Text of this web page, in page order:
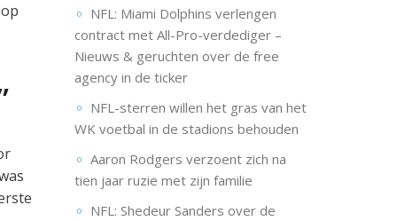
NFL: Miami Dolphins verlengen
contract met All-Pro-verdediger –
Nieuws & geruchten over de free
agency in de ticker
NFL-sterren willen het gras van het
WK voetbal in de stadions behouden
Aaron Rodgers verzoent zich na
tien jaar ruzie met zijn familie
NFL: Shedeur Sanders over de